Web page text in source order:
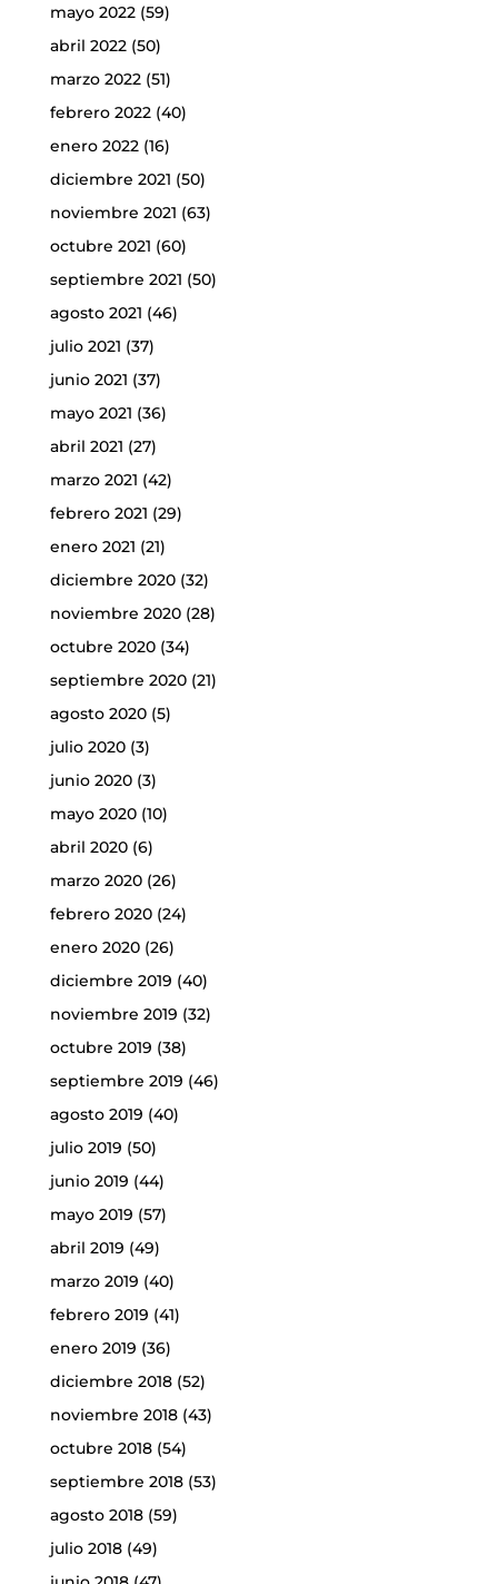
mayo 2022(59)
abril 2022(50)
marzo 2022(51)
febrero 2022(40)
enero 2022(16)
diciembre 2021 (50)
noviembre 2021 (63)
octubre 2021 (60)
septiembre 2021 (50)
agosto 2021 (46)
julio 2021 (37)
junio 2021 (37)
mayo 2021 (36)
abril 2021 (27)
marzo 2021 (42)
febrero 2021 (29)
enero 2021 (21)
diciembre 2020(32)
noviembre 2020(28)
octubre 2020(34)
septiembre 2020(21)
agosto 2020(5)
julio 2020(3)
junio 2020(3)
mayo 2020(10)
abril 2020(6)
marzo 2020(26)
febrero 2020(24)
enero 2020(26)
diciembre 2019 (40)
noviembre 2019 (32)
octubre 2019 (38)
septiembre 2019 (46)
agosto 2019 (40)
julio 2019 (50)
junio 2019 (44)
mayo 2019 (57)
abril 2019 (49)
marzo 2019 (40)
febrero 2019 (41)
enero 2019 (36)
diciembre 2018(52)
noviembre 2018(43)
octubre 2018(54)
septiembre 2018(53)
agosto 2018(59)
julio 2018(49)